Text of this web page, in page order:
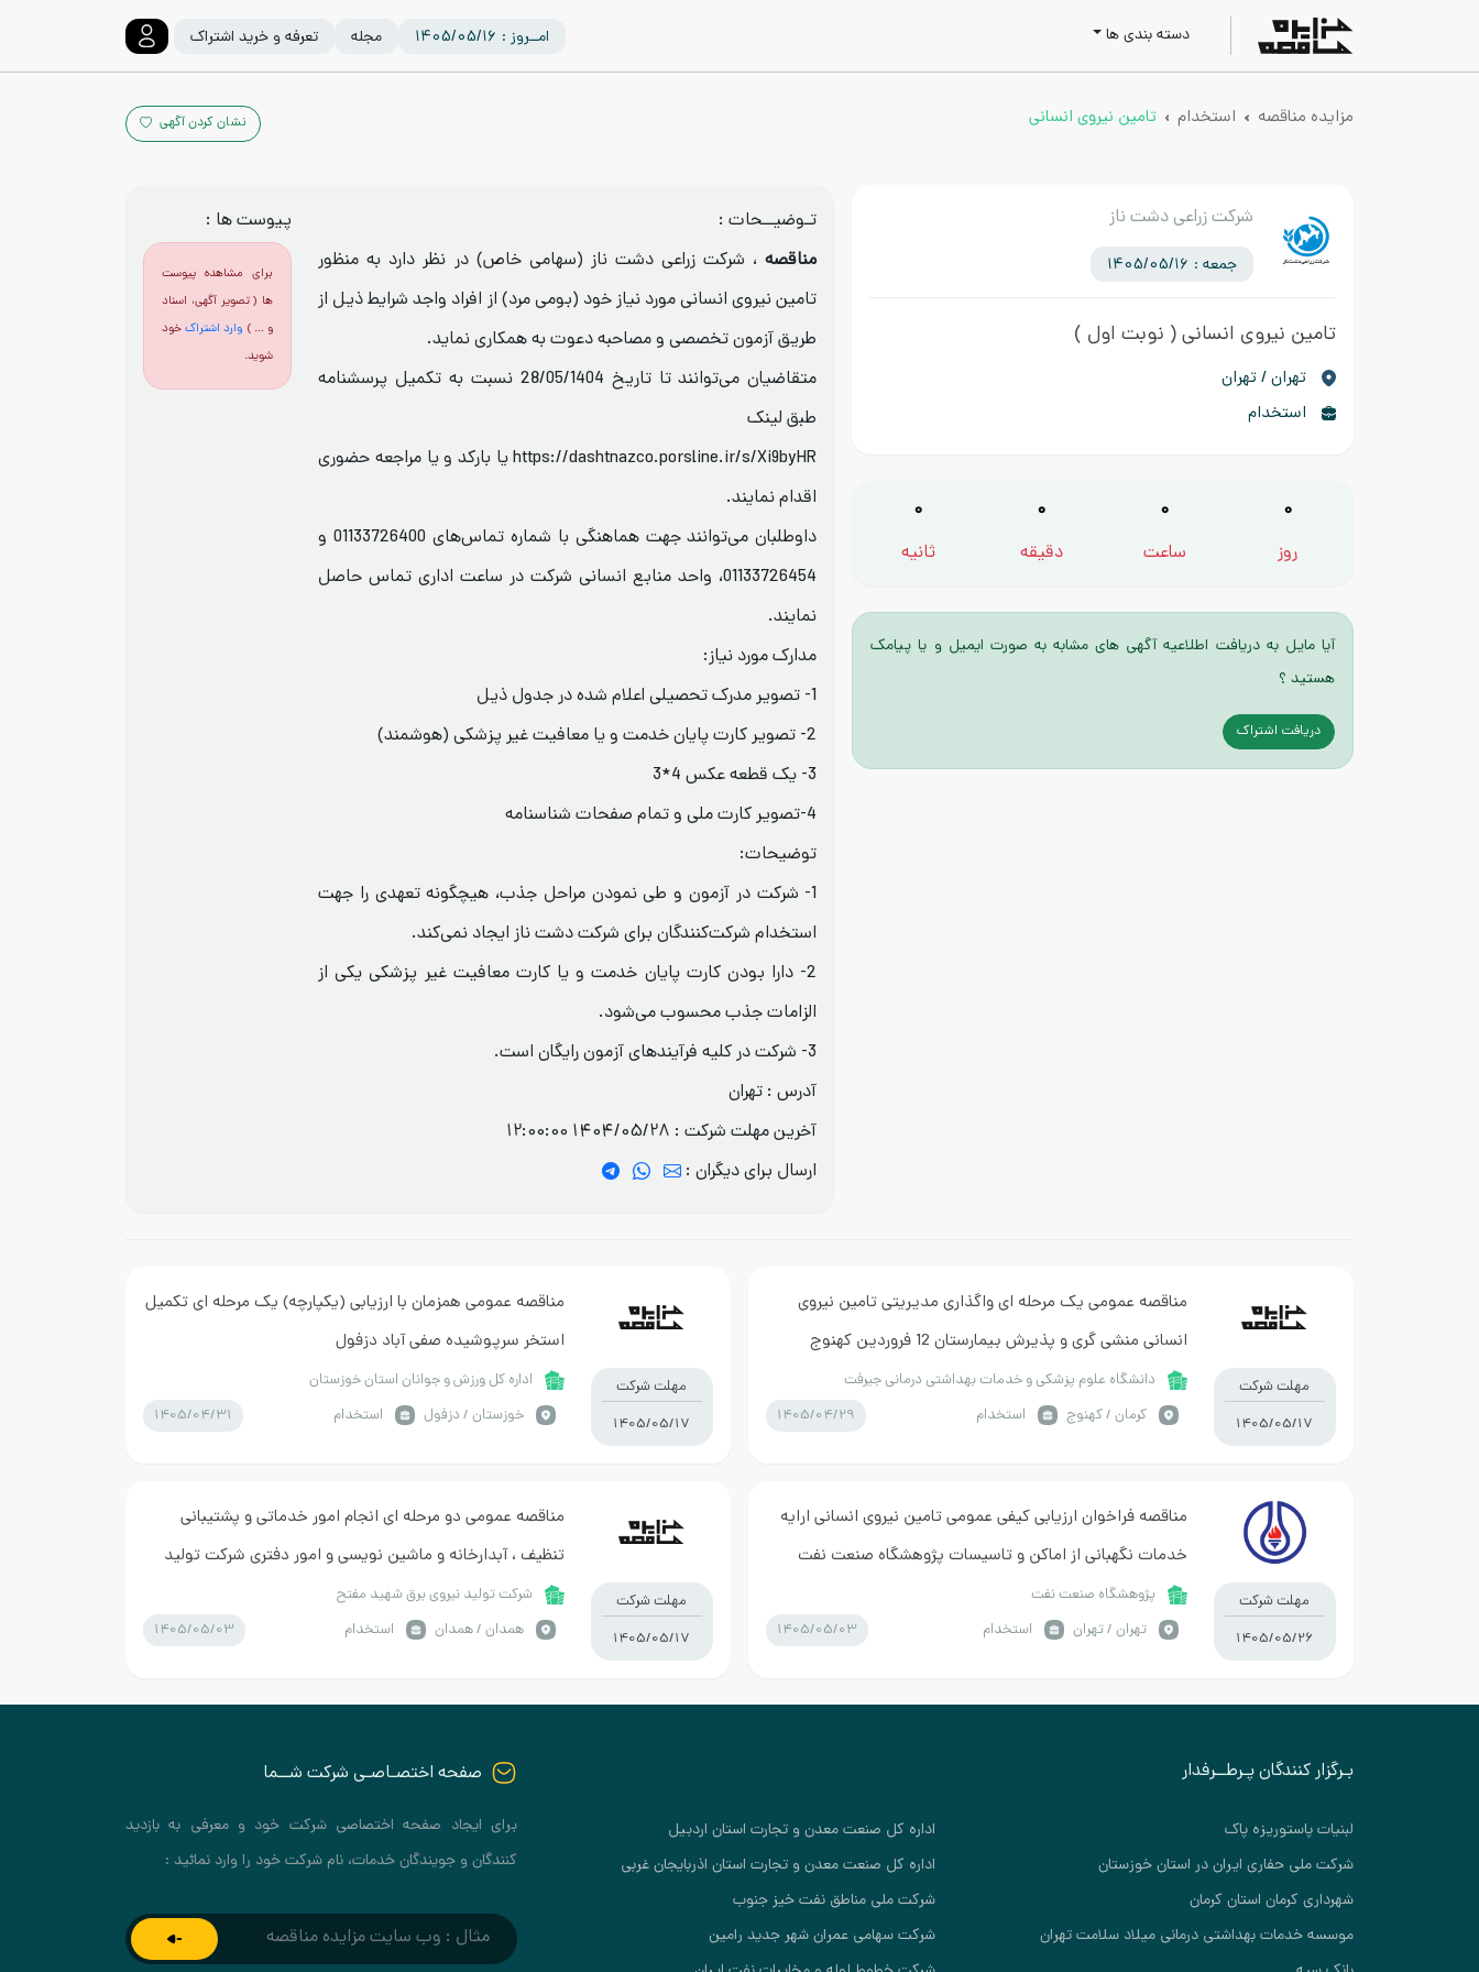
دسته بندی ها امــروز : 1405/05/16 مجله تعرفه و خرید اشتراک
مزایده مناقصه استخدام تامین نیروی انسانی نشان کردن آگهی
شرکت زراعی دشت ناز
جمعه : 1405/05/16
تامین نیروی انسانی( نوبت اول )
تهران / تهران
استخدام
0
روز
0
ساعت
0
دقیقه
0
ثانیه
آیا مایل به دریافت اطلاعیه آگهی های مشابه به صورت ایمیل و یا پیامک
هستید ؟
دریافت اشتراک
تـوضیــحات :
مناقصه، شرکت زراعی دشت ناز (سهامی خاص) در نظر دارد به منظور
تامین نیروی انسانی مورد نیاز خود (بومی مرد) از افراد واجد شرایط ذیل از
طریق آزمون تخصصی و مصاحبه دعوت به همکاری نماید.
متقاضیان می‌توانند تا تاریخ 28/05/1404 نسبت به تکمیل پرسشنامه
طبق لینک
https://dashtnazco.porsline.ir/s/Xi9byHR یا بارکد و یا مراجعه حضوری
اقدام نمایند.
داوطلبان می‌توانند جهت هماهنگی با شماره تماس‌های 01133726400 و
01133726454، واحد منابع انسانی شرکت در ساعت اداری تماس حاصل
نمایند.
مدارک مورد نیاز:
1- تصویر مدرک تحصیلی اعلام شده در جدول ذیل
2- تصویر کارت پایان خدمت و یا معافیت غیر پزشکی (هوشمند)
3- یک قطعه عکس 4*3
4-تصویر کارت ملی و تمام صفحات شناسنامه
توضیحات:
1- شرکت در آزمون و طی نمودن مراحل جذب، هیچگونه تعهدی را جهت
استخدام شرکت‌کنندگان برای شرکت دشت ناز ایجاد نمی‌کند.
2- دارا بودن کارت پایان خدمت و یا کارت معافیت غیر پزشکی یکی از
الزامات جذب محسوب می‌شود.
3- شرکت در کلیه فرآیندهای آزمون رایگان است.
آدرس : تهران
آخرین مهلت شرکت : 1404/05/28 12:00:00
ارسال برای دیگران :
پیوست ها :
برای مشاهده پیوست
ها ( تصویر آگهی، اسناد
و ... ) وارد اشتراکخود
شوید.
مهلت شرکت
1405/05/17
مناقصه عمومی یک مرحله ای واگذاری مدیریتی تامین نیروی
انسانی منشی گری و پذیرش بیمارستان 12 فروردین کهنوج
دانشگاه علوم پزشکی و خدمات بهداشتی درمانی جیرفت
كرمان / کهنوج
استخدام 1405/04/29
مهلت شرکت
1405/05/17
مناقصه عمومی همزمان با ارزیابی (یکپارچه) یک مرحله ای تکمیل
استخر سرپوشیده صفی آباد دزفول
اداره کل ورزش و جوانان استان خوزستان
خوزستان / دزفول
استخدام 1405/04/31
مهلت شرکت
1405/05/26
مناقصه فراخوان ارزیابی کیفی عمومی تامین نیروی انسانی ارایه
خدمات نگهبانی از اماکن و تاسیسات پژوهشگاه صنعت نفت
پژوهشگاه صنعت نفت
تهران / تهران
استخدام 1405/05/03
مهلت شرکت
1405/05/17
مناقصه عمومی دو مرحله ای انجام امور خدماتی و پشتیبانی
تنظیف ، آبدارخانه و ماشین نویسی و امور دفتری شرکت تولید
نیروی برق شهید مفتح
شرکت تولید نیروی برق شهید مفتح
همدان / همدان
استخدام 1405/05/03
بـرگزار کنندگان پـرطــرفدار
لبنیات پاستوریزه پاک
اداره کل صنعت معدن و تجارت استان اردبیل
شرکت ملی حفاری ایران در استان خوزستان
اداره کل صنعت معدن و تجارت استان اذربایجان غربی
شهرداری کرمان استان کرمان
شرکت ملی مناطق نفت خیز جنوب
موسسه خدمات بهداشتی درمانی میلاد سلامت تهران
شرکت سهامی عمران شهر جدید رامین
صفحه اختصـاصـی شرکت شــما
برای ایجاد صفحه اختصاصی شرکت خود و معرفی به بازدید
کنندگان و جویندگان خدمات، نام شرکت خود را وارد نمائید :